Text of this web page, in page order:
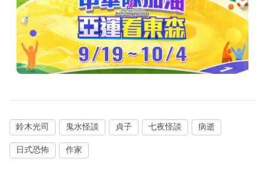
鈴木光司 鬼水怪談 貞子 七夜怪談 病逝
日式恐怖 作家